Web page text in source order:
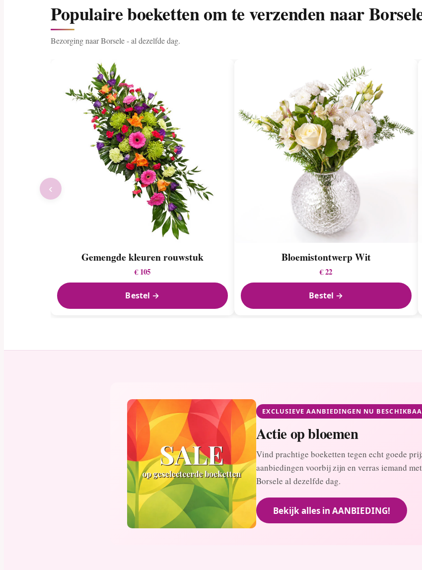
Populaire boeketten om te verzenden naar
Bezorging naar Borsele - al dezelfde dag.
Gemengde kleuren rouwstuk
€ 105
Bestel →
Bloemistontwerp Wit
€ 22
Bestel →
‹
EXCLUSIEVE AANBIEDINGEN NU
Actie op bloemen
Vind prachtige boeketten tegen echt goede
aanbiedingen voorbij zijn en verras iemand
Borsele al dezelfde dag.
Bekijk alles in AANBIEDING!